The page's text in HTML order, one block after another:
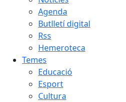
Agenda
Butlletí digital
Rss
Hemeroteca
Temes
Educació
Esport
Cultura